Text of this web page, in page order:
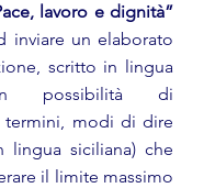
inviare un elaborato
scritto in lingua
possibilità di
termini, modi di dire
lingua siciliana) che
il limite massimo